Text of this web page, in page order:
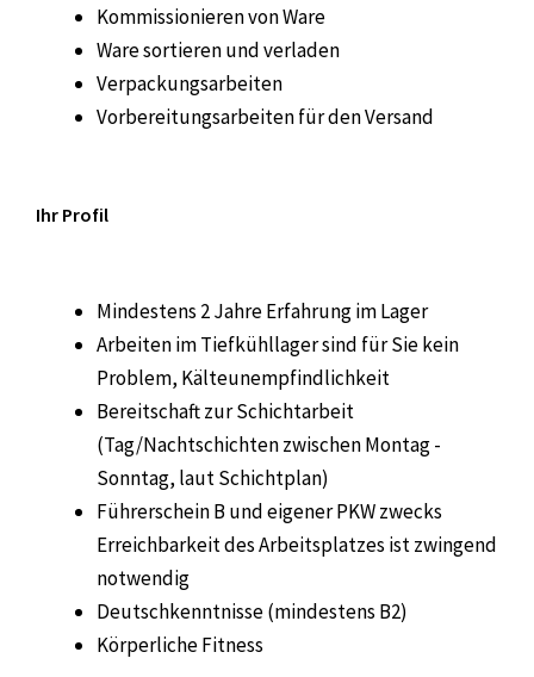
Kommissionieren von Ware
Ware sortieren und verladen
Verpackungsarbeiten
Vorbereitungsarbeiten für den Versand
Ihr Profil
Mindestens 2 Jahre Erfahrung im Lager
Arbeiten im Tiefkühllager sind für Sie kein
Problem, Kälteunempfindlichkeit
Bereitschaft zur Schichtarbeit
(Tag/Nachtschichten zwischen Montag -
Sonntag, laut Schichtplan)
Führerschein B und eigener PKW zwecks
Erreichbarkeit des Arbeitsplatzes ist zwingend
notwendig
Deutschkenntnisse (mindestens B2)
Körperliche Fitness